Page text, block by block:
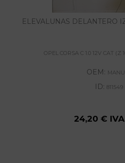
ELEVALUNAS DELANTERO
OPEL CORSA C 1.0 12V CAT (Z
OEM:
ID: 811549
24,20 € IVA